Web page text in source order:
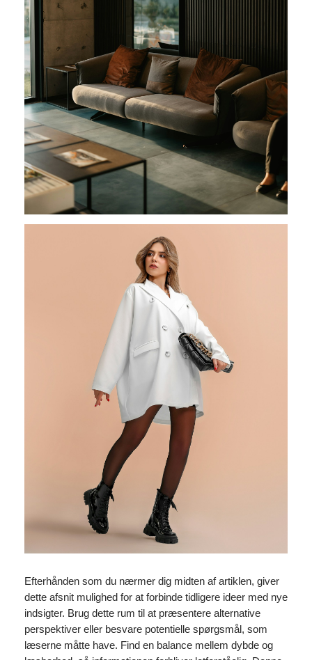
Efterhånden som du nærmer dig midten af artiklen, giver
dette afsnit mulighed for at forbinde tidligere ideer med nye
indsigter. Brug dette rum til at præsentere alternative
perspektiver eller besvare potentielle spørgsmål, som
læserne måtte have. Find en balance mellem dybde og